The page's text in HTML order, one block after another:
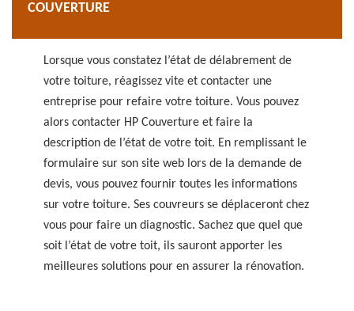
COUVERTURE
Lorsque vous constatez l’état de délabrement de
votre toiture, réagissez vite et contacter une
entreprise pour refaire votre toiture. Vous pouvez
alors contacter HP Couverture et faire la
description de l’état de votre toit. En remplissant le
formulaire sur son site web lors de la demande de
devis, vous pouvez fournir toutes les informations
sur votre toiture. Ses couvreurs se déplaceront chez
vous pour faire un diagnostic. Sachez que quel que
soit l’état de votre toit, ils sauront apporter les
meilleures solutions pour en assurer la rénovation.